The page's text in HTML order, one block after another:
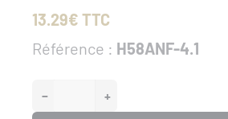
13.29€ TTC
Référence : H58ANF-4.1
− +